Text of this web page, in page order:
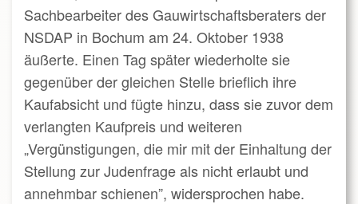
Sachbearbeiter des Gauwirtschaftsberaters der
NSDAP in Bochum am 24. Oktober 1938
äußerte. Einen Tag später wiederholte sie
gegenüber der gleichen Stelle brieflich ihre
Kaufabsicht und fügte hinzu, dass sie zuvor dem
verlangten Kaufpreis und weiteren
„Vergünstigungen, die mir mit der Einhaltung der
Stellung zur Judenfrage als nicht erlaubt und
annehmbar schienen”, widersprochen habe.